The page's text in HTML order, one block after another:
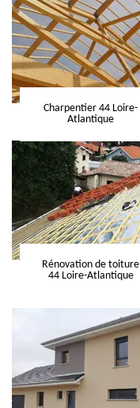
Charpentier 44 Loire-
Atlantique
Rénovation de toiture
44 Loire-Atlantique